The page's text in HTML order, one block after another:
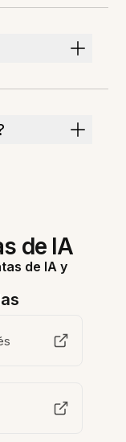
de IA
de IA y